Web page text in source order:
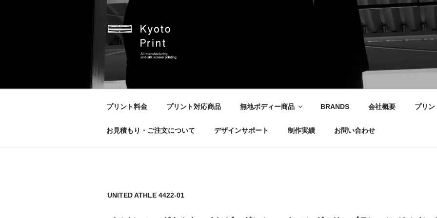
京都プリント
プリント料金 プリント対応商品 無地ボディー商品 BRANDS 会社概要 プリン
お見積もり・ご注文について デザインサポート 制作実績 お問い合わせ
UNITED ATHLE 4422-01